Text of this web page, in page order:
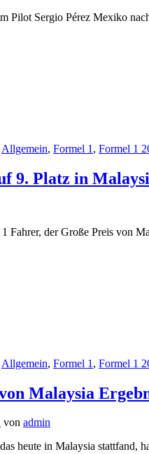
Pilot Sergio Pérez Mexiko
Allgemein, Formel 1 , Formel 1
9. Platz in
Fahrer, der Große Preis von
Allgemein, Formel 1 , Formel 1
Malaysia
von admin
heute in Malaysia stattfand,